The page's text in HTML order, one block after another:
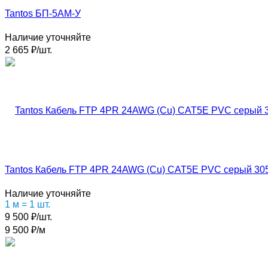
Tantos БП-5АМ-У
Наличие уточняйте
2 665 ₽/шт.
Tantos Кабель FTP 4PR 24AWG (Cu) CAT5E PVC серый
Наличие уточняйте
1 м = 1 шт.
9 500 ₽/шт.
9 500 ₽/м